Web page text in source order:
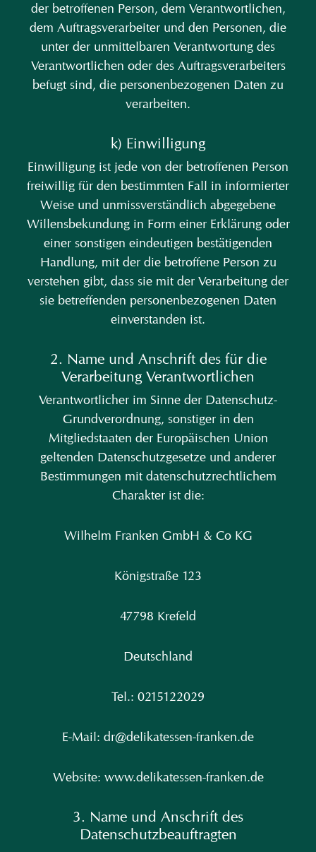
der betroffenen Person, dem Verantwortlichen,
dem Auftragsverarbeiter und den Personen, die
unter der unmittelbaren Verantwortung des
Verantwortlichen oder des Auftragsverarbeiters
befugt sind, die personenbezogenen Daten zu
verarbeiten.
k) Einwilligung
Einwilligung ist jede von der betroffenen Person
freiwillig für den bestimmten Fall in informierter
Weise und unmissverständlich abgegebene
Willensbekundung in Form einer Erklärung oder
einer sonstigen eindeutigen bestätigenden
Handlung, mit der die betroffene Person zu
verstehen gibt, dass sie mit der Verarbeitung der
sie betreffenden personenbezogenen Daten
einverstanden ist.
2. Name und Anschrift des für die
Verarbeitung Verantwortlichen
Verantwortlicher im Sinne der Datenschutz-
Grundverordnung, sonstiger in den
Mitgliedstaaten der Europäischen Union
geltenden Datenschutzgesetze und anderer
Bestimmungen mit datenschutzrechtlichem
Charakter ist die:
Wilhelm Franken GmbH & Co KG
Königstraße 123
47798 Krefeld
Deutschland
Tel.: 0215122029
E-Mail: dr@delikatessen-franken.de
Website: www.delikatessen-franken.de
3. Name und Anschrift des
Datenschutzbeauftragten